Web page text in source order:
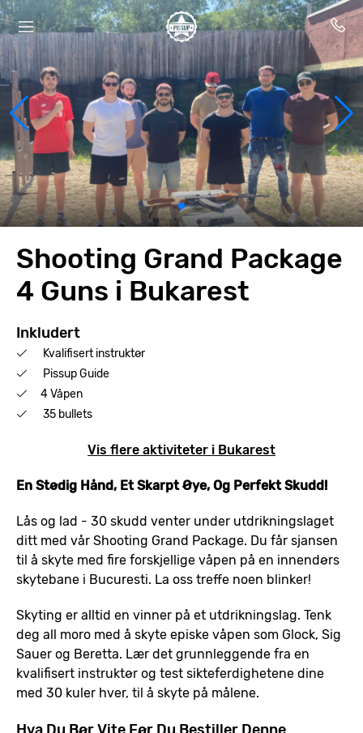
Shooting Grand Package
4 Guns i Bukarest
Inkludert
Kvalifisert instruktør
Pissup Guide
4 Våpen
35 bullets
Vis flere aktiviteter i Bukarest
En Stødig Hånd, Et Skarpt Øye, Og Perfekt Skudd!
Lås og lad - 30 skudd venter under utdrikningslaget
ditt med vår Shooting Grand Package. Du får sjansen
til å skyte med fire forskjellige våpen på en innendørs
skytebane i Bucuresti. La oss treffe noen blinker!
Skyting er alltid en vinner på et utdrikningslag. Tenk
deg all moro med å skyte episke våpen som Glock, Sig
Sauer og Beretta. Lær det grunnleggende fra en
kvalifisert instruktør og test sikteferdighetene dine
med 30 kuler hver, til å skyte på målene.